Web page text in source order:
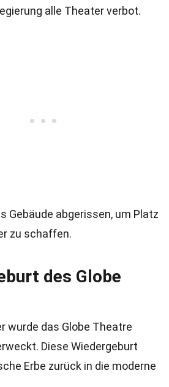
alle Theater verbot.
Gebäude abgerissen, um Platz
zu schaffen.
des Globe
wurde das Globe Theatre
Diese Wiedergeburt
Erbe zurück in die moderne